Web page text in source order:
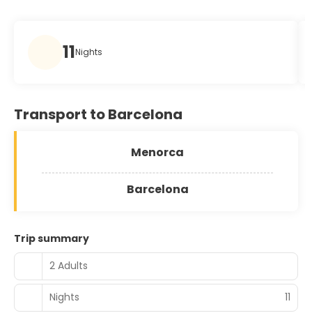
11Nights
Transport to Barcelona
Menorca
Barcelona
Trip summary
2 Adults
Nights 11